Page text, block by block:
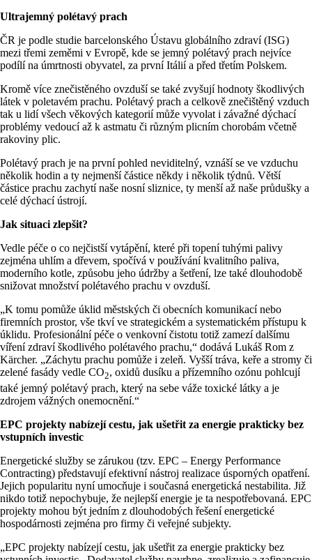
Ultrajemný polétavý prach
ČR je podle studie barcelonského Ústavu globálního zdraví (ISG)
mezi třemi zeměmi v Evropě, kde se jemný polétavý prach nejvíce
podílí na úmrtnosti obyvatel, za první Itálií a před třetím Polskem.
Kromě více znečistěného ovzduší se také zvyšují hodnoty škodlivých
látek v poletavém prachu. Polétavý prach a celkově znečištěný vzduch
tak u lidí všech věkových kategorií může vyvolat i závažné dýchací
problémy vedoucí až k astmatu či různým plicním chorobám včetně
rakoviny plic.
Polétavý prach je na první pohled neviditelný, vznáší se ve vzduchu
několik hodin a ty nejmenší částice někdy i několik týdnů. Větší
částice prachu zachytí naše nosní sliznice, ty menší až naše průdušky a
celé dýchací ústrojí.
Jak situaci zlepšit?
Vedle péče o co nejčistší vytápění, které při topení tuhými palivy
zejména uhlím a dřevem, spočívá v používání kvalitního paliva,
moderního kotle, způsobu jeho údržby a šetření, lze také dlouhodobě
snižovat množství polétavého prachu v ovzduší.
„K tomu pomůže úklid městských či obecních komunikací nebo
firemních prostor, vše tkví ve strategickém a systematickém přístupu k
úklidu. Profesionální péče o venkovní čistotu totiž zamezí dalšímu
víření zdraví škodlivého polétavého prachu,“ dodává Lukáš Rom z
Kärcher. „Záchytu prachu pomůže i zeleň. Vyšší tráva, keře a stromy či
zelené fasády vedle CO2, oxidů dusíku a přízemního ozónu pohlcují
také jemný polétavý prach, který na sebe váže toxické látky a je
zdrojem vážných onemocnění.“
EPC projekty nabízejí cestu, jak ušetřit za energie prakticky bez
vstupních investic
Energetické služby se zárukou (tzv. EPC – Energy Performance
Contracting) představují efektivní nástroj realizace úsporných opatření.
Jejich popularitu nyní umocňuje i současná energetická nestabilita. Již
nikdo totiž nepochybuje, že nejlepší energie je ta nespotřebovaná. EPC
projekty mohou být jedním z dlouhodobých řešení energetické
hospodárnosti zejména pro firmy či veřejné subjekty.
„EPC projekty nabízejí cestu, jak ušetřit za energie prakticky bez